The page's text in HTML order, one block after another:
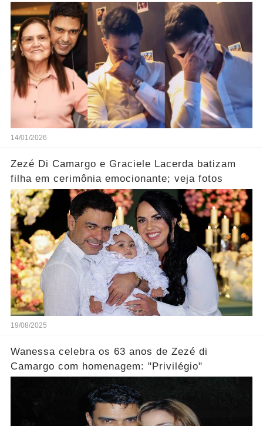
Helena..... Ver mais
14/01/2026
Zezé Di Camargo e Graciele Lacerda batizam
filha em cerimônia emocionante; veja fotos
19/08/2025
Wanessa celebra os 63 anos de Zezé di
Camargo com homenagem: "Privilégio"